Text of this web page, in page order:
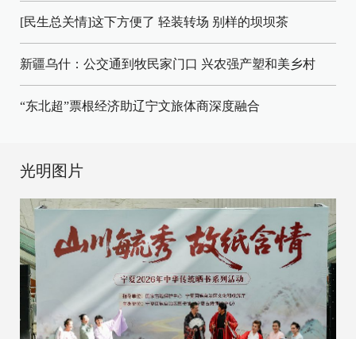
[民生总关情]这下方便了 轻装转场 别样的坝坝茶
新疆乌什：公交通到牧民家门口 兴农强产塑和美乡村
“东北超”票根经济助辽宁文旅体商深度融合
光明图片